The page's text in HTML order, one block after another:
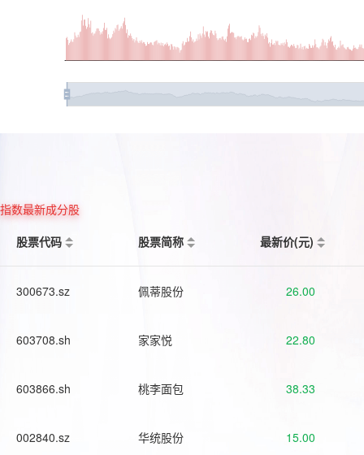
指数最新成分股
股票代码
股票简称 最新价(元)
300673.sz 佩蒂股份 26.00
603708.sh 家家悦 22.80
603866.sh 桃李面包 38.33
002840.sz 华统股份 15.00